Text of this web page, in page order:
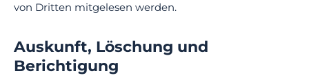
von Dritten mitgelesen werden.
Auskunft, Löschung und
Berichtigung